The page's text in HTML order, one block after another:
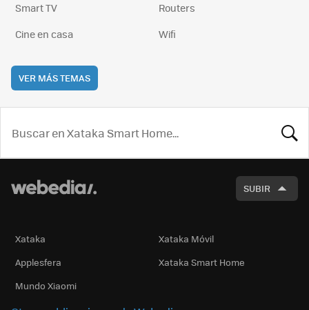
Smart TV
Routers
Cine en casa
Wifi
VER MÁS TEMAS
SUBIR
Xataka
Xataka Móvil
Applesfera
Xataka Smart Home
Mundo Xiaomi